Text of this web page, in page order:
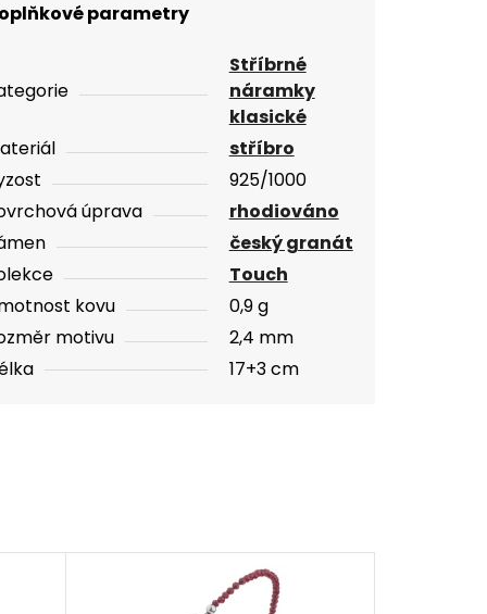
parametry
Stříbrné
náramky
klasické
stříbro
925/1000
úprava
rhodiováno
český granát
Touch
kovu
0,9 g
motivu
2,4 mm
17+3 cm